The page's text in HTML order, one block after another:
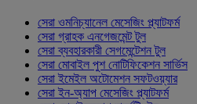
সেরা ওমনিচ্যানেল মেসেজিং প্ল্যাটফর্ম
সেরা গ্রাহক এনগেজমেন্ট টুল
সেরা ব্যবহারকারী সেগমেন্টেশন টুল
সেরা মোবাইল পুশ নোটিফিকেশন সার্ভিস
সেরা ইমেইল অটোমেশন সফটওয়্যার
সেরা ইন-অ্যাপ মেসেজিং প্ল্যাটফর্ম